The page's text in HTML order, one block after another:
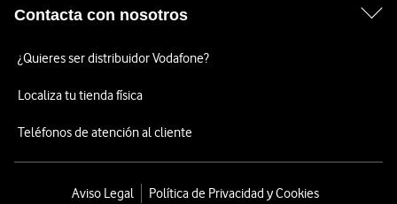
Contacta con nosotros
¿Quieres ser distribuidor Vodafone?
Localiza tu tienda física
Teléfonos de atención al cliente
Aviso Legal
Política de Privacidad y Cookies